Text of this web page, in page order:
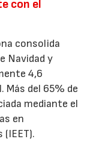
con el
consolida
Navidad y
4,6
Más del 65% de
mediante el
en